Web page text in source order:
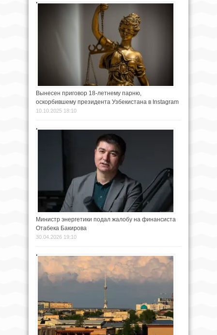
Вынесен приговор 18-летнему парню,
оскорбившему президента Узбекистана в Instagram
10.10.2025 18:10
Министр энергетики подал жалобу на финансиста
Отабека Бакирова
30.04.2026 19:10